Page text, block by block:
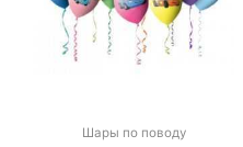
Шары по поводу